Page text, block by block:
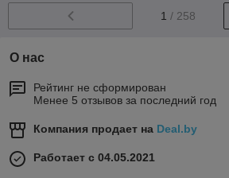
1 / 258
О нас
Рейтинг не сформирован
Менее 5 отзывов за последний год
Компания продает на Deal.by
Работает с 04.05.2021